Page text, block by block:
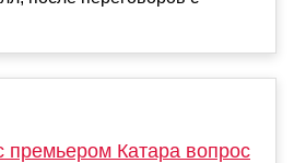
премьером Катара вопрос